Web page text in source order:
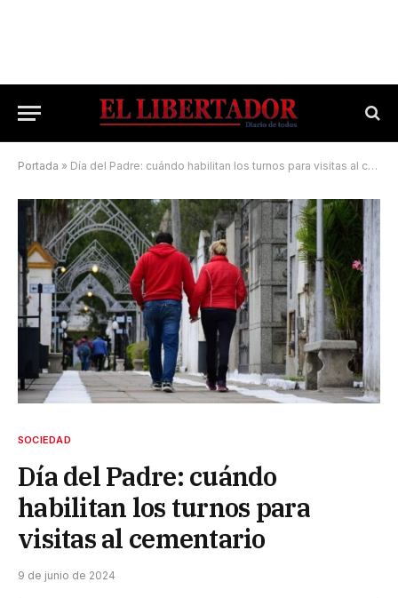
Portada » Día del Padre: cuándo habilitan los turnos para visitas al cementario
SOCIEDAD
Día del Padre: cuándo
habilitan los turnos para
visitas al cementario
9 de junio de 2024